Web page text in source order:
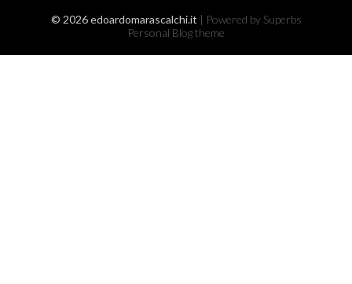
© 2026 edoardomarascalchi.it | Powered by Superbs
Personal Blog theme